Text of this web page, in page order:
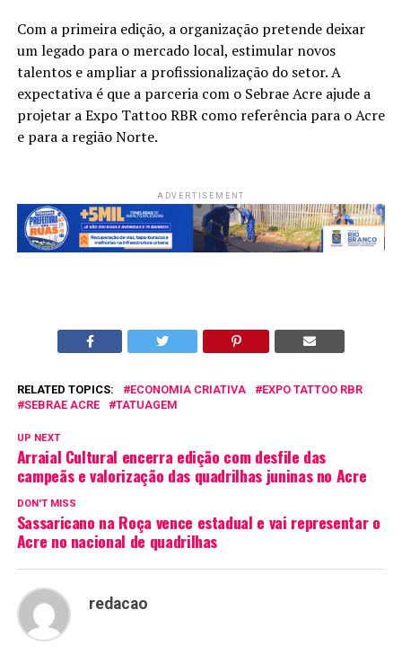
Com a primeira edição, a organização pretende deixar
um legado para o mercado local, estimular novos
talentos e ampliar a profissionalização do setor. A
expectativa é que a parceria com o Sebrae Acre ajude a
projetar a Expo Tattoo RBR como referência para o Acre
e para a região Norte.
ADVERTISEMENT
RELATED TOPICS: ECONOMIA CRIATIVA
EXPO TATTOO RBR
SEBRAE ACRE
TATUAGEM
UP NEXT
Arraial Cultural encerra edição com desfile das
campeãs e valorização das quadrilhas juninas no Acre
DON'T MISS
Sassaricano na Roça vence estadual e vai representar o
Acre no nacional de quadrilhas
redacao